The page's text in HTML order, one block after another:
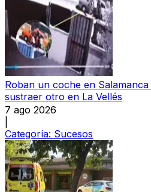
Roban un coche en
sustraer otro en La Vellés
7 ago 2026
Categoría: Sucesos